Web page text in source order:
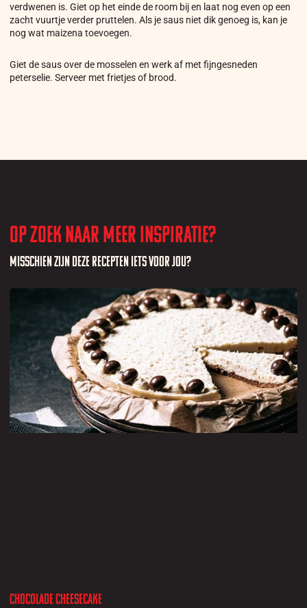
verdwenen is. Giet op het einde de room bij en laat nog even op een
zacht vuurtje verder pruttelen. Als je saus niet dik genoeg is, kan je
nog wat maizena toevoegen.
Giet de saus over de mosselen en werk af met fijngesneden
peterselie. Serveer met frietjes of brood.
Op zoek naar meer inspiratie?
Misschien zijn deze recepten iets voor jou?
Chocolade Cheesecake